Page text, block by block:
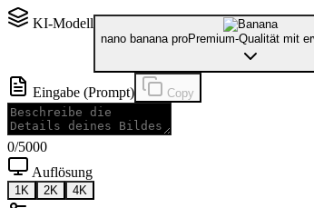
KI-Modell
nano banana proPremium-Qualität mit
Eingabe (Prompt) Copy
0/5000
Auflösung
1K 2K 4K